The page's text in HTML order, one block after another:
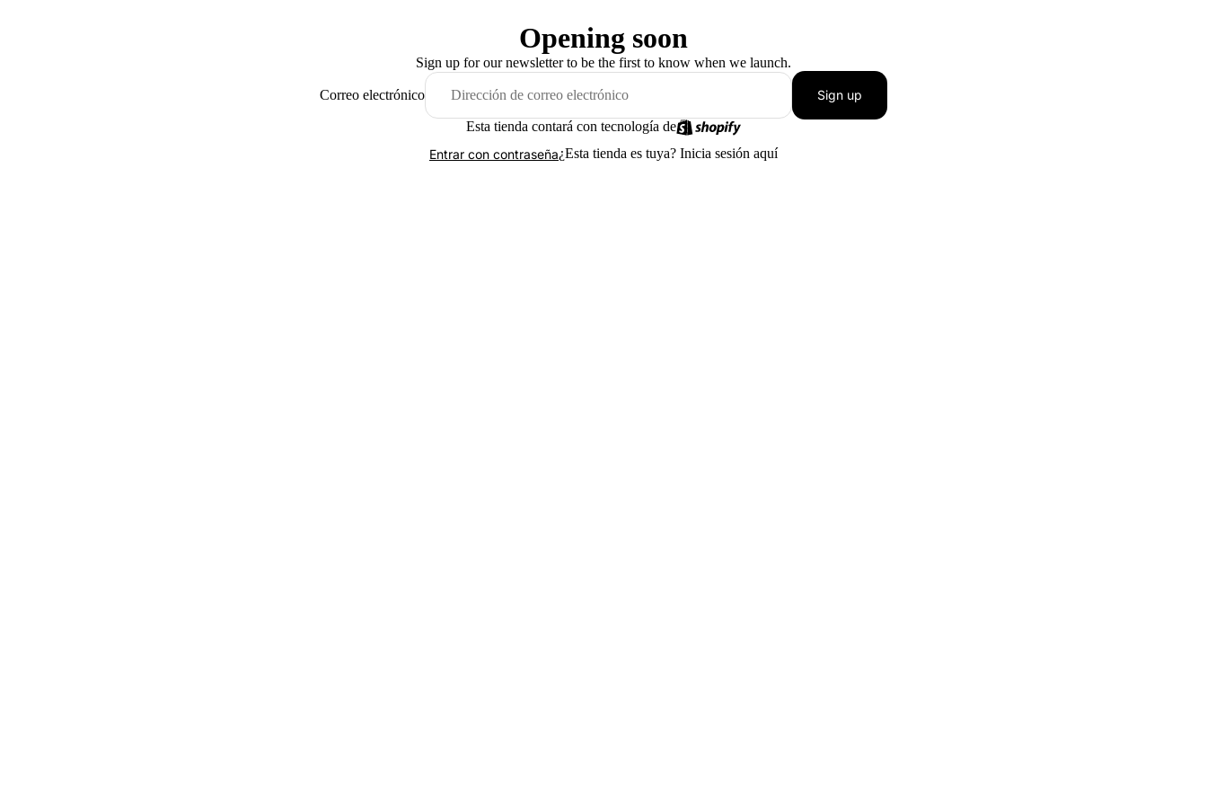
Opening soon
Sign up for our newsletter to be the first to know when we launch.
Correo electrónico Sign up
Esta tienda contará con tecnología de
Entrar con contraseña¿Esta tienda es tuya? Inicia sesión aquí